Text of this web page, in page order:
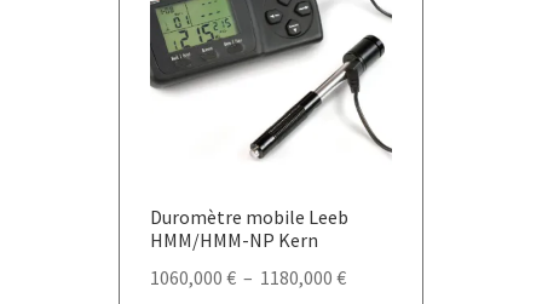
peuvent
être
choisies
sur
la
Duromètre mobile Leeb
HMM/HMM-NP Kern
1060,000 € – 1180,000 €Plage